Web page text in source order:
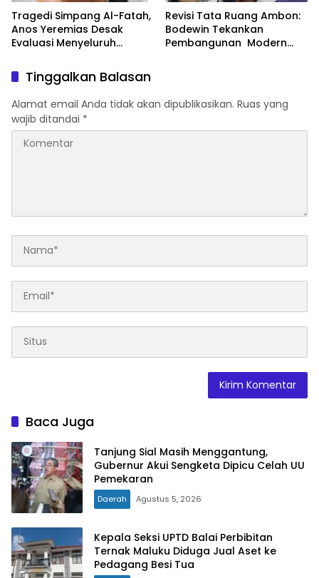
Tragedi Simpang Al-Fatah,
Anos Yeremias Desak
Evaluasi Menyeluruh
Revisi Tata Ruang Ambon:
Bodewin Tekankan
Pembangunan Modern
Tinggalkan Balasan
Alamat email Anda tidak akan dipublikasikan. Ruas yang
wajib ditandai *
Baca Juga
Tanjung Sial Masih Menggantung,
Gubernur Akui Sengketa Dipicu Celah UU
Pemekaran
Daerah Agustus 5, 2026
Kepala Seksi UPTD Balai Perbibitan
Ternak Maluku Diduga Jual Aset ke
Pedagang Besi Tua